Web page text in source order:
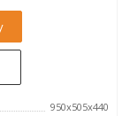
950x505x440